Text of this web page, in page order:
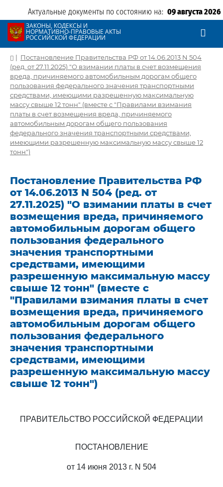
Актуальные документы по состоянию на: 09 августа 2026
ЗАКОНЫ, КОДЕКСЫ И
НОРМАТИВНО-ПРАВОВЫЕ АКТЫ
РОССИЙСКОЙ ФЕДЕРАЦИИ
| Постановление Правительства РФ от 14.06.2013 N 504
(ред. от 27.11.2025) "О взимании платы в счет возмещения
вреда, причиняемого автомобильным дорогам общего
пользования федерального значения транспортными
средствами, имеющими разрешенную максимальную
массу свыше 12 тонн" (вместе с "Правилами взимания
платы в счет возмещения вреда, причиняемого
автомобильным дорогам общего пользования
федерального значения транспортными средствами,
имеющими разрешенную максимальную массу свыше 12
тонн")
Постановление Правительства РФ
от 14.06.2013 N 504 (ред. от
27.11.2025) "О взимании платы в счет
возмещения вреда, причиняемого
автомобильным дорогам общего
пользования федерального
значения транспортными
средствами, имеющими
разрешенную максимальную массу
свыше 12 тонн" (вместе с
"Правилами взимания платы в счет
возмещения вреда, причиняемого
автомобильным дорогам общего
пользования федерального
значения транспортными
средствами, имеющими
разрешенную максимальную массу
свыше 12 тонн")
ПРАВИТЕЛЬСТВО РОССИЙСКОЙ ФЕДЕРАЦИИ
ПОСТАНОВЛЕНИЕ
от 14 июня 2013 г. N 504